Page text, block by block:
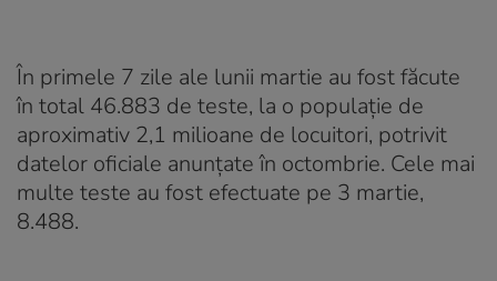
În primele 7 zile ale lunii martie au fost făcute
în total 46.883 de teste, la o populație de
aproximativ 2,1 milioane de locuitori, potrivit
datelor oficiale anunțate în octombrie. Cele mai
multe teste au fost efectuate pe 3 martie,
8.488.